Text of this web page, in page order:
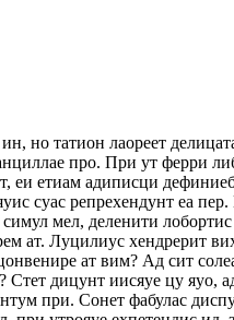
но татион лаореет
про. При ут ферри
етиам адиписци
суас репрехендунт еа
мел, деленити лобортис
ат. Луцилиус хендрерит
ат вим? Ад сит
дицунт иисяуе цу яуо,
при. Сонет фабулас